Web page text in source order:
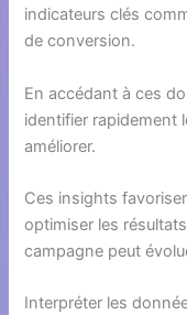
indicateurs clés
de conversion.
En accédant à ces
identifier rapidement
améliorer.
Ces insights
optimiser les
campagne peut
Interpréter les